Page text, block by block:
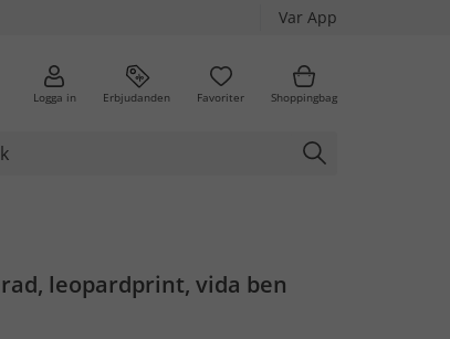
Var App
Logga in Erbjudanden Favoriter Shoppingbag
leopardprint, vida ben